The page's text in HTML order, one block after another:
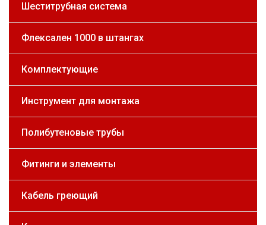
Шеститрубная система
Флексален 1000 в штангах
Комплектующие
Инструмент для монтажа
Полибутеновые трубы
Фитинги и элементы
Кабель греющий